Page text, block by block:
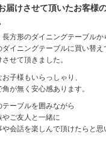
届けさせて頂いたお客様
長方形のダイニングテーブルか
ダイニングテーブルに買い替え
させて頂きました。
子様もいらっしゃり、
角が無く安心感あります。
テーブルを囲みながら
やご友人と一緒に
や会話を楽しんで頂けたらと思